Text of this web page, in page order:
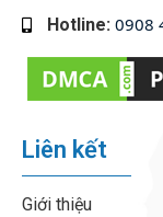
Hotline: 0908
Liên kết
Giới thiệu